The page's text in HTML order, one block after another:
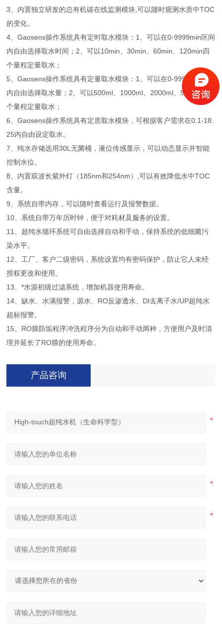
3、内置独立研发的总有机碳在线监测模块,可以随时观测水质中TOC
的变化。
4、Gaosens操作系统具有定时取水模块：1、可以在0-9999min区间
内自由选择取水时间；2、可以10min、30min、60min、120min四
个量程定量取水；
5、Gaosens操作系统具有定量取水模块：1、可以在0-9999ml区间
内自由选择取水量；2、可以500ml、1000ml、2000ml、5000ml四
个量程定量取水；
6、Gaosens操作系统具有定质取水模块，可根据客户需求在0.1-18.
25内自由设定取水。
7、纯水存储选用30L无菌桶，液位传感显示，可以动态显示并智能
控制水位。
8、内置双波长紫外灯（185nm和254nm）,可以有效降低水中TOC
含量。
9、系统自带内存，可以随时查看运行及报警数据。
10、系统自带万年历时钟，便于对耗材及服务的设置。
11、超纯水循环系统可自由选择自动和手动，保持系统的低细菌污
染水平。
12、工厂、客户二级密码，系统设置均有密码保护，防止它人未经
授权更改和使用。
13、*水源初级过滤系统，增加机器使用寿命。
14、缺水、水满报警，源水、RO反渗透水、DI去离子水/UP超纯水
超标报警。
15、RO膜防垢程序冲洗程序分为自动和手动两种，方便用户及时清
理并延长了RO膜的使用寿命。
产品咨询